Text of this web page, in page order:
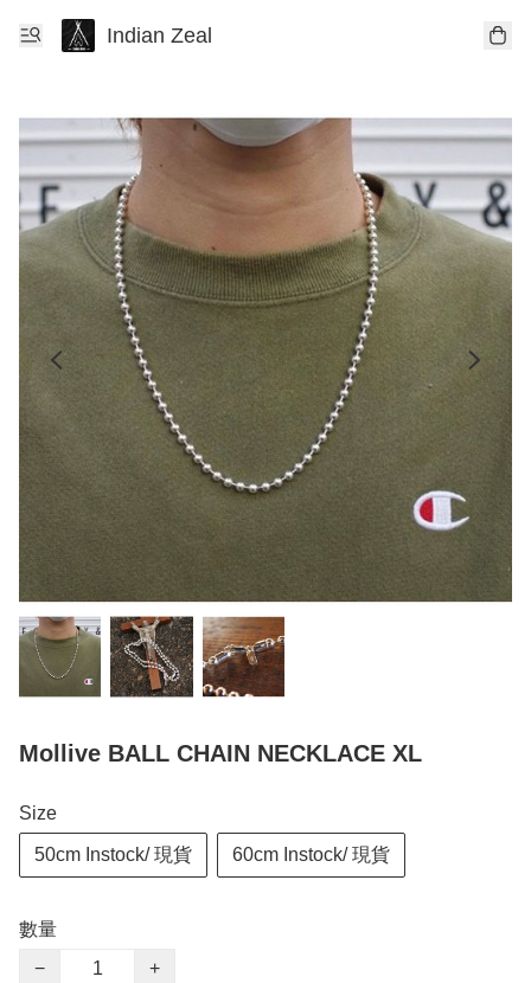
Indian Zeal
Mollive BALL CHAIN NECKLACE XL
Size
50cm Instock/ 現貨 60cm Instock/ 現貨
數量
−
+